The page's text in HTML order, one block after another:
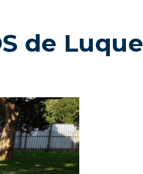
de Luque